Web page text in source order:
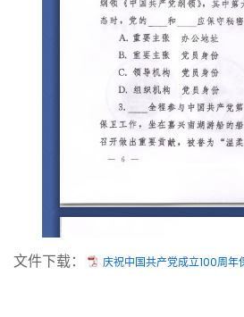
文件下载： 庆祝中国共产党成立100周